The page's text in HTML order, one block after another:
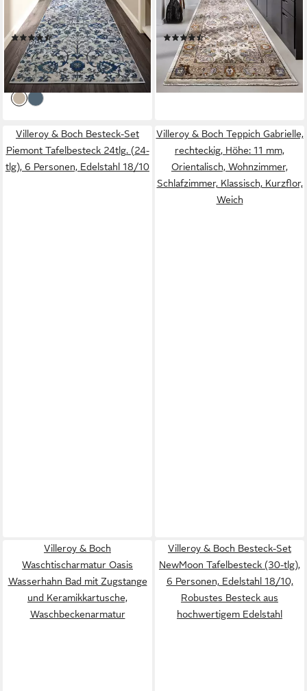
Orientalisch in einem Vintage-
Look, Wohnzimmer, Kurzflor
(24)
ab 81,42 € UVP179,90 €
-55%
lieferbar - in 3-4 Werktagen bei dir
Fransen, Läufer,
Wohnzimmer, Schlafzimmer,
Klassisch (7)
ab 77,82 € UVP109,90 €
-29%
lieferbar - in 3-4 Werktagen bei dir
Villeroy & Boch Besteck-Set
Piemont Tafelbesteck 24tlg. (24-
tlg), 6 Personen, Edelstahl 18/10
Villeroy & Boch Teppich Gabrielle,
rechteckig, Höhe: 11 mm,
Orientalisch, Wohnzimmer,
Schlafzimmer, Klassisch, Kurzflor,
Weich
Villeroy & Boch
Waschtischarmatur Oasis
Wasserhahn Bad mit Zugstange
und Keramikkartusche,
Waschbeckenarmatur
Villeroy & Boch Besteck-Set
NewMoon Tafelbesteck (30-tlg),
6 Personen, Edelstahl 18/10,
Robustes Besteck aus
hochwertigem Edelstahl